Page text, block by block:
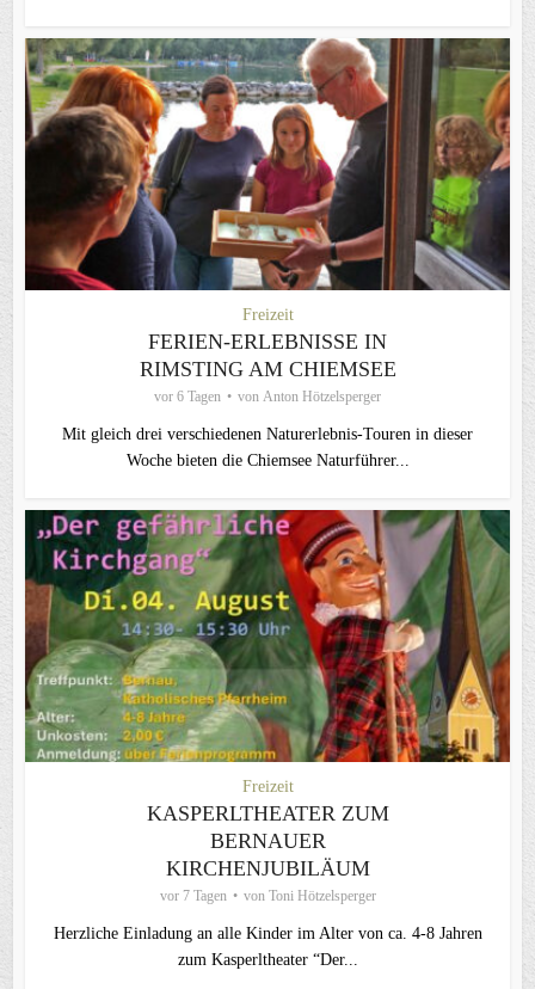
Freizeit
FERIEN-ERLEBNISSE IN
RIMSTING AM CHIEMSEE
vor 6 Tagen von Anton Hötzelsperger
Mit gleich drei verschiedenen Naturerlebnis-Touren in dieser
Woche bieten die Chiemsee Naturführer...
Freizeit
KASPERLTHEATER ZUM
BERNAUER
KIRCHENJUBILÄUM
vor 7 Tagen von Toni Hötzelsperger
Herzliche Einladung an alle Kinder im Alter von ca. 4-8 Jahren
zum Kasperltheater “Der...